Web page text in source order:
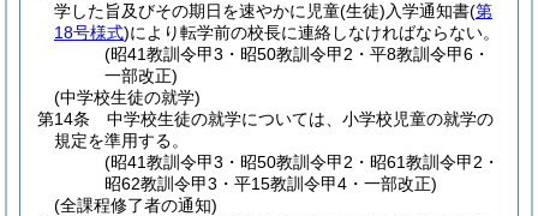
学した旨及びその期日を速やかに児童(生徒) 入学通知書(第
18号様式)により転学前の校長に連絡しなければならない。
(昭41教訓令甲3・昭50教訓令甲2・平8教訓令甲6・
一部改正)
(中学校生徒の就学)
第14条
中学校生徒の就学については、小学校児童の就学の
規定を準用する。
(昭41教訓令甲3・昭50教訓令甲2・昭61教訓令甲2・
昭62教訓令甲3・平15教訓令甲4・一部改正)
(全課程修了者の通知)